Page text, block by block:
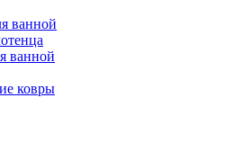
ванной
ванной
ковры